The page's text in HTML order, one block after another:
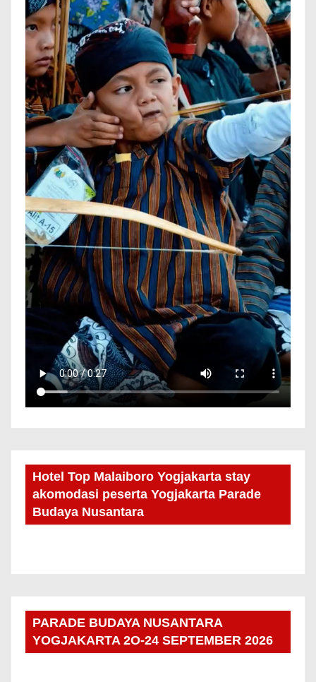
Hotel Top Malaiboro Yogjakarta stay
akomodasi peserta Yogjakarta Parade
Budaya Nusantara
PARADE BUDAYA NUSANTARA
YOGJAKARTA 2O-24 SEPTEMBER 2026